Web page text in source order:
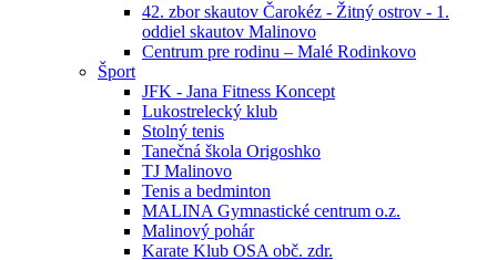
42. zbor skautov Čarokéz - Žitný ostrov - 1.
oddiel skautov Malinovo
Centrum pre rodinu – Malé Rodinkovo
Šport
JFK - Jana Fitness Koncept
Lukostrelecký klub
Stolný tenis
Tanečná škola Origoshko
TJ Malinovo
Tenis a bedminton
MALINA Gymnastické centrum o.z.
Malinový pohár
Karate Klub OSA obč. zdr.